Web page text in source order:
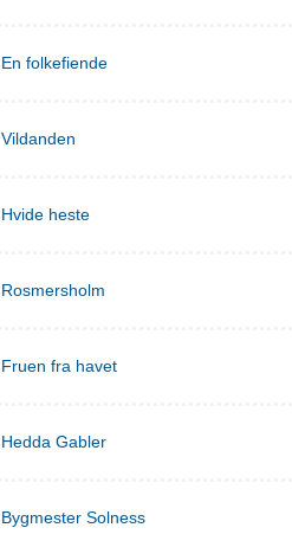
En folkefiende
Vildanden
Hvide heste
Rosmersholm
Fruen fra havet
Hedda Gabler
Bygmester Solness